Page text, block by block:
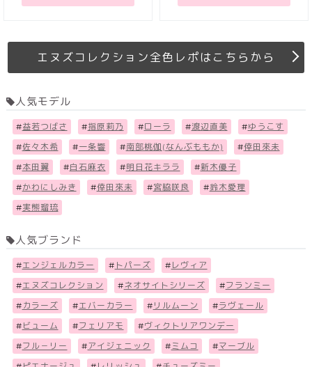
エヌズコレクション全色レポはこちらから
人気モデル
#益若つばさ #指原莉乃 #ローラ #渡辺直美 #ゆうこす
#佐々木希 #一条響 #南部桃伽(なんぶももか) #倖田來未
#本田翼 #白石麻衣 #明日花キララ #新木優子
#かわにしみき #倖田來未 #宮脇咲良 #鈴木愛理
#実熊瑠琉
人気ブランド
#エンジェルカラー # トパーズ # レヴィア
#エヌズコレクション #ネオサイトシリーズ #フランミー
# カラーズ #エバーカラー # リルムーン #ラヴェール
# ビューム #フェリアモ #ヴィクトリアワンデー
#フル－リー #アイジェニック # ミムコ #マーブル